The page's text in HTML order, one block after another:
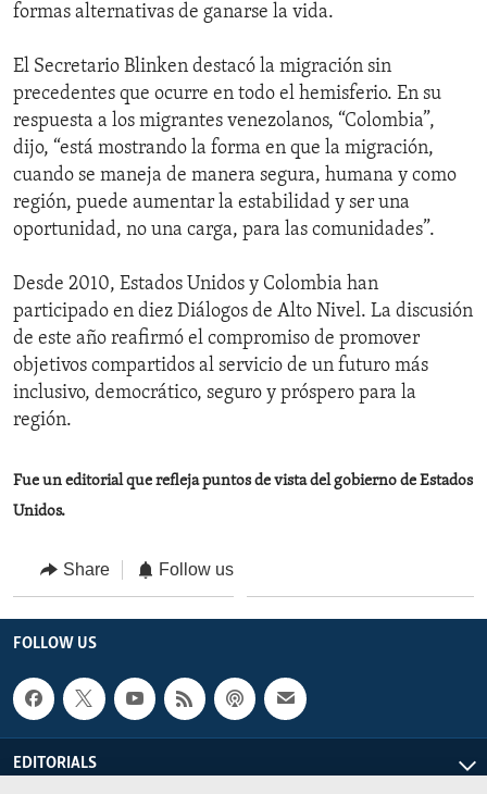
formas alternativas de ganarse la vida.
El Secretario Blinken destacó la migración sin
precedentes que ocurre en todo el hemisferio. En su
respuesta a los migrantes venezolanos, “Colombia”,
dijo, “está mostrando la forma en que la migración,
cuando se maneja de manera segura, humana y como
región, puede aumentar la estabilidad y ser una
oportunidad, no una carga, para las comunidades”.
Desde 2010, Estados Unidos y Colombia han
participado en diez Diálogos de Alto Nivel. La discusión
de este año reafirmó el compromiso de promover
objetivos compartidos al servicio de un futuro más
inclusivo, democrático, seguro y próspero para la
región.
Fue un editorial que refleja puntos de vista del gobierno de Estados
Unidos.
Share Follow us
FOLLOW US
EDITORIALS